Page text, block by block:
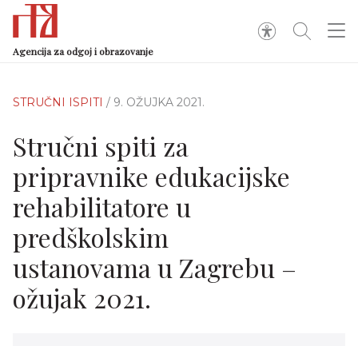
Agencija za odgoj i obrazovanje
STRUČNI ISPITI / 9. OŽUJKA 2021.
Stručni spiti za
pripravnike edukacijske
rehabilitatore u
predškolskim
ustanovama u Zagrebu –
ožujak 2021.